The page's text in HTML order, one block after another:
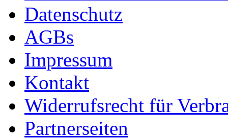
Datenschutz
AGBs
Impressum
Kontakt
Widerrufsrecht für
Partnerseiten